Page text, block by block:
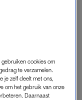
en alleen zijn met
als ze had gedacht.
Katy Perry. En
wél vol.
cookies om
te verzamelen.
je zelf deelt met ons,
om het gebruik van onze
Daarnaast